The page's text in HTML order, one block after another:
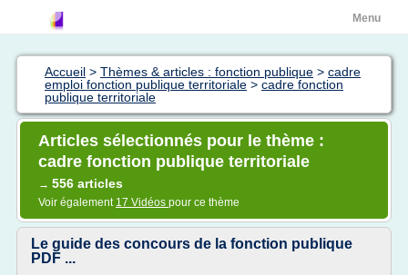
Menu
Accueil > Thèmes & articles : fonction publique > cadre
emploi fonction publique territoriale > cadre fonction
publique territoriale
Articles sélectionnés pour le thème :
cadre fonction publique territoriale
→ 556 articles
Voir également 17 Vidéos pour ce thème
Le guide des concours de la fonction publique
PDF ...